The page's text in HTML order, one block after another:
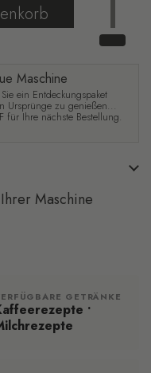
Maschine
ein Entdeckungspaket
Ursprünge zu genießen...
für Ihre nächste Bestellung.
Maschine
GETRÄNKE
•